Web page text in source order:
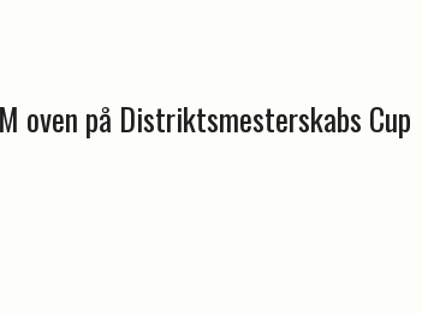
oven på Distriktsmesterskabs Cup